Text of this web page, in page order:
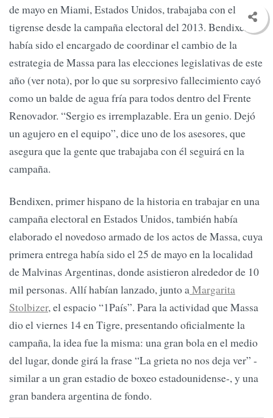
de mayo en Miami, Estados Unidos, trabajaba con el
tigrense desde la campaña electoral del 2013. Bendixen
había sido el encargado de coordinar el cambio de la
estrategia de Massa para las elecciones legislativas de este
año (ver nota), por lo que su sorpresivo fallecimiento cayó
como un balde de agua fría para todos dentro del Frente
Renovador. “Sergio es irremplazable. Era un genio. Dejó
un agujero en el equipo”, dice uno de los asesores, que
asegura que la gente que trabajaba con él seguirá en la
campaña.
Bendixen, primer hispano de la historia en trabajar en una
campaña electoral en Estados Unidos, también había
elaborado el novedoso armado de los actos de Massa, cuya
primera entrega había sido el 25 de mayo en la localidad
de Malvinas Argentinas, donde asistieron alrededor de 10
mil personas. Allí habían lanzado, junto aMargarita
Stolbizer, el espacio “1País”. Para la actividad que Massa
dio el viernes 14 en Tigre, presentando oficialmente la
campaña, la idea fue la misma: una gran bola en el medio
del lugar, donde girá la frase “La grieta no nos deja ver” -
similar a un gran estadio de boxeo estadounidense-, y una
gran bandera argentina de fondo.